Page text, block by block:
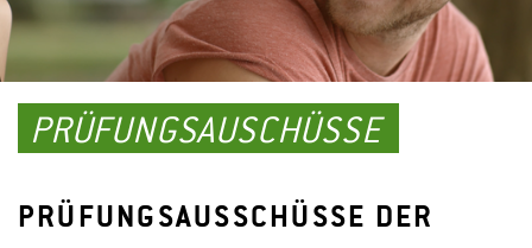
PRÜFUNGSAUSCHÜSSE
PRÜFUNGSAUSSCHÜSSE DER